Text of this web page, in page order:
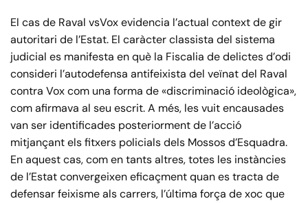
El cas de Raval vsVox evidencia l’actual context de gir
autoritari de l’Estat. El caràcter classista del sistema
judicial es manifesta en què la Fiscalia de delictes d’odi
consideri l’autodefensa antifeixista del veïnat del Raval
contra Vox com una forma de «discriminació ideològica»,
com afirmava al seu escrit. A més, les vuit encausades
van ser identificades posteriorment de l’acció
mitjançant els fitxers policials dels Mossos d’Esquadra.
En aquest cas, com en tants altres, totes les instàncies
de l’Estat convergeixen eficaçment quan es tracta de
defensar feixisme als carrers, l’última força de xoc que